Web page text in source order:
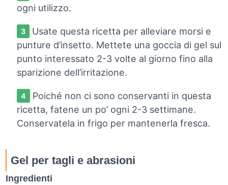
ogni utilizzo.
Usate questa ricetta per alleviare morsi e
punture d’insetto. Mettete una goccia di gel sul
punto interessato 2-3 volte al giorno fino alla
sparizione dell’irritazione.
Poiché non ci sono conservanti in questa
ricetta, fatene un po’ ogni 2-3 settimane.
Conservatela in frigo per mantenerla fresca.
Gel per tagli e abrasioni
Ingredienti